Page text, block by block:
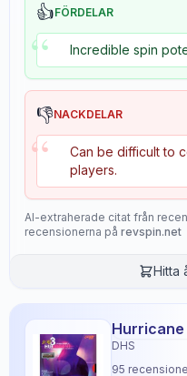
👍FÖRDELAR
“ Incredible spin
👎NACKDELAR
“
Can be difficult to
players.
AI-extraherade citat från
recensionerna på revspin.net
Hitta
Hurricane
DHS
95